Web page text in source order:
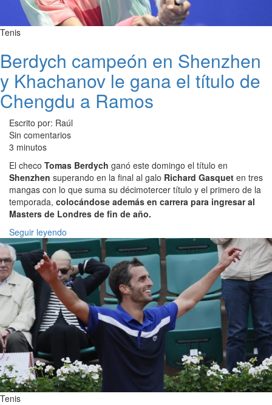
Tenis
Berdych campeón en Shenzhen
y Khachanov le gana el título de
Chengdu a Ramos
Escrito por: Raúl
Sin comentarios
3 minutos
El checo Tomas Berdych ganó este domingo el título en
Shenzhen superando en la final al galo Richard Gasquet en tres
mangas con lo que suma su décimotercer título y el primero de la
temporada, colocándose además en carrera para ingresar al
Masters de Londres de fin de año.
Seguir leyendo
Tenis